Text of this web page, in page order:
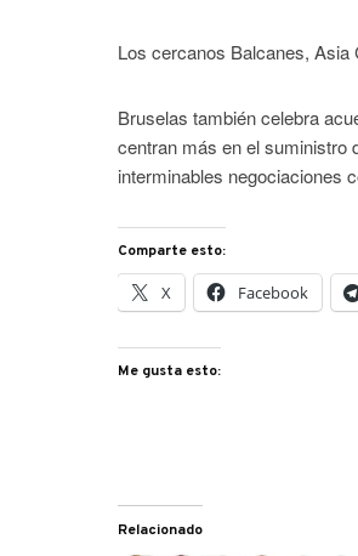
Los cercanos Balcanes, Asia
Bruselas también celebra
centran más en el suministro
interminables negociaciones
Comparte esto:
X Facebook
Me gusta esto:
Relacionado